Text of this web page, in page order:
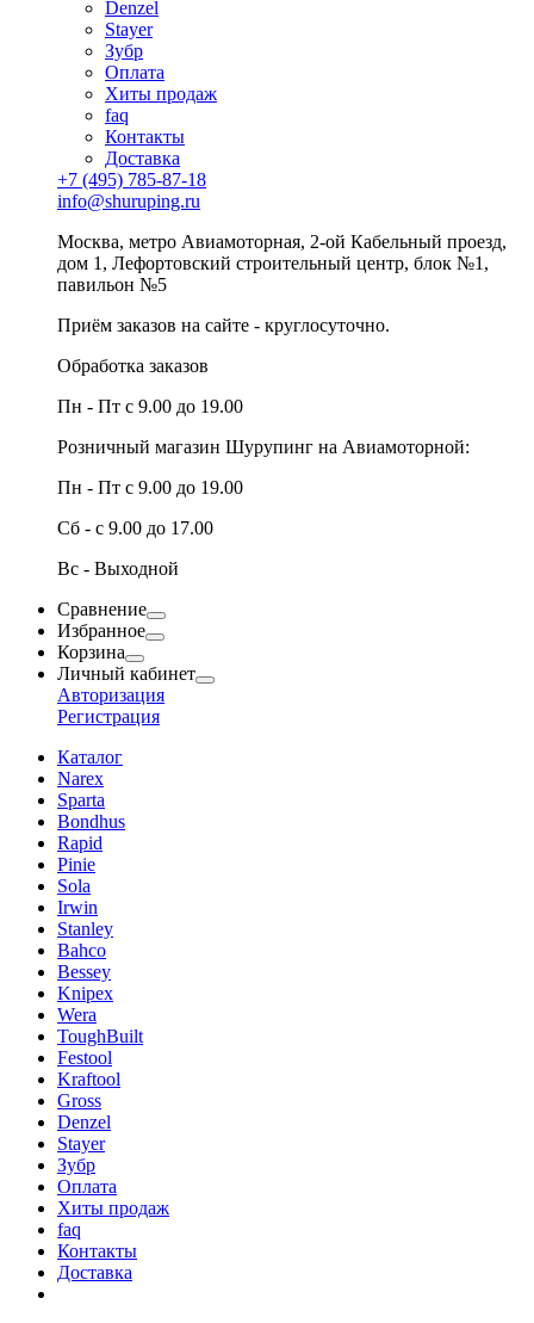
Denzel
Stayer
Зубр
Оплата
Хиты продаж
faq
Контакты
Доставка
+7 (495) 785-87-18
info@shuruping.ru
Москва, метро Авиамоторная, 2-ой Кабельный проезд,
дом 1, Лефортовский строительный центр, блок №1,
павильон №5
Приём заказов на сайте - круглосуточно.
Обработка заказов
Пн - Пт с 9.00 до 19.00
Розничный магазин Шурупинг на Авиамоторной:
Пн - Пт с 9.00 до 19.00
Сб - с 9.00 до 17.00
Вс - Выходной
Сравнение
Избранное
Корзина
Личный кабинет
Авторизация
Регистрация
Каталог
Narex
Sparta
Bondhus
Rapid
Pinie
Sola
Irwin
Stanley
Bahco
Bessey
Knipex
Wera
ToughBuilt
Festool
Kraftool
Gross
Denzel
Stayer
Зубр
Оплата
Хиты продаж
faq
Контакты
Доставка